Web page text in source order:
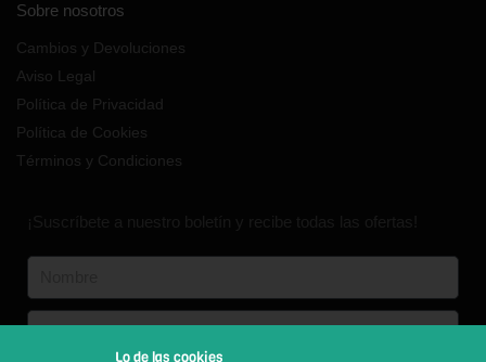
Sobre nosotros
Cambios y Devoluciones
Aviso Legal
Política de Privacidad
Política de Cookies
Términos y Condiciones
Lo de las cookies